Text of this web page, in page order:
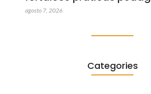
agosto 7, 2026
Categories